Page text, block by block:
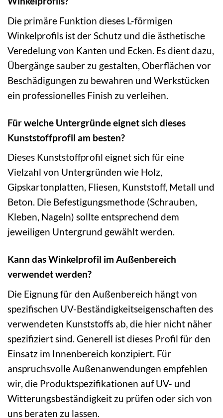
Die primäre Funktion dieses L-förmigen
Winkelprofils ist der Schutz und die ästhetische
Veredelung von Kanten und Ecken. Es dient dazu,
Übergänge sauber zu gestalten, Oberflächen vor
Beschädigungen zu bewahren und Werkstücken
ein professionelles Finish zu verleihen.
Für welche Untergründe eignet sich dieses
Kunststoffprofil am besten?
Dieses Kunststoffprofil eignet sich für eine
Vielzahl von Untergründen wie Holz,
Gipskartonplatten, Fliesen, Kunststoff, Metall und
Beton. Die Befestigungsmethode (Schrauben,
Kleben, Nageln) sollte entsprechend dem
jeweiligen Untergrund gewählt werden.
Kann das Winkelprofil im Außenbereich
verwendet werden?
Die Eignung für den Außenbereich hängt von
spezifischen UV-Beständigkeitseigenschaften des
verwendeten Kunststoffs ab, die hier nicht näher
spezifiziert sind. Generell ist dieses Profil für den
Einsatz im Innenbereich konzipiert. Für
anspruchsvolle Außenanwendungen empfehlen
wir, die Produktspezifikationen auf UV- und
Witterungsbeständigkeit zu prüfen oder sich von
uns beraten zu lassen.